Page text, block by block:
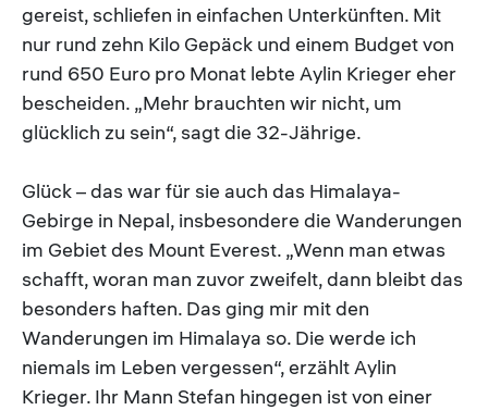
gereist, schliefen in einfachen Unterkünften. Mit
nur rund zehn Kilo Gepäck und einem Budget von
rund 650 Euro pro Monat lebte Aylin Krieger eher
bescheiden. „Mehr brauchten wir nicht, um
glücklich zu sein“, sagt die 32-Jährige.
Glück – das war für sie auch das Himalaya-
Gebirge in Nepal, insbesondere die Wanderungen
im Gebiet des Mount Everest. „Wenn man etwas
schafft, woran man zuvor zweifelt, dann bleibt das
besonders haften. Das ging mir mit den
Wanderungen im Himalaya so. Die werde ich
niemals im Leben vergessen“, erzählt Aylin
Krieger. Ihr Mann Stefan hingegen ist von einer